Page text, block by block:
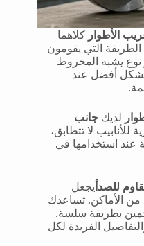
الأطوار كلاهما
التي يقومون
نوع يشبه المخروط
أفضل عند
لديك جانب
لا تتطابق،
عند استخدامها في
للصدأ يجعل
من الأماكن. تساعدك
بطريقة سلسة.
الفريدة لكل